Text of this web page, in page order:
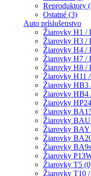
Reproduktory
Ostatné (3)
Auto príslušenstvo
Žiarovky H1 /
Žiarovky H3 /
Žiarovky H4 /
Žiarovky H7 /
Žiarovky H8 /
Žiarovky H11
Žiarovky HB3
Žiarovky HB4
Žiarovky
Žiarovky
Žiarovky
Žiarovky
Žiarovky
Žiarovky
Žiarovky
Žiarovky T5
Žiarovky T10